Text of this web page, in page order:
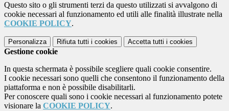
Questo sito o gli strumenti terzi da questo utilizzati si avvalgono di
cookie necessari al funzionamento ed utili alle finalità illustrate nella
COOKIE POLICY.
Personalizza Rifiuta tutti i cookies Accetta tutti i cookies
Gestione cookie
In questa schermata è possibile scegliere quali cookie consentire.
I cookie necessari sono quelli che consentono il funzionamento della
piattaforma e non è possibile disabilitarli.
Per conoscere quali sono i cookie necessari al funzionamento potete
visionare la COOKIE POLICY.